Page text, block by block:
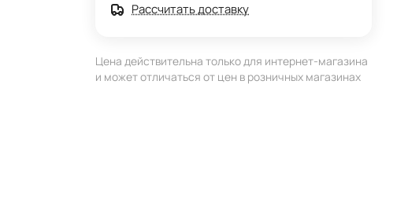
Рассчитать доставку
Цена действительна только для интернет-магазина
и может отличаться от цен в розничных магазинах